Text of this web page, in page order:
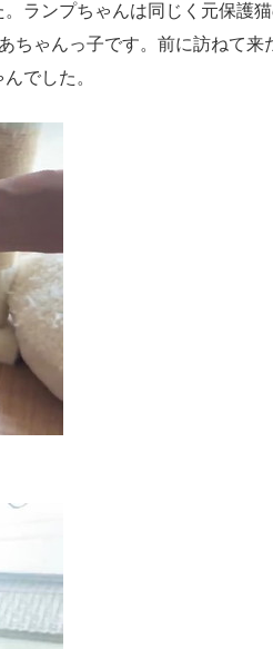
ランプちゃんは同じく元保護
ちゃんっ子です。前に訪ねて来
でした。